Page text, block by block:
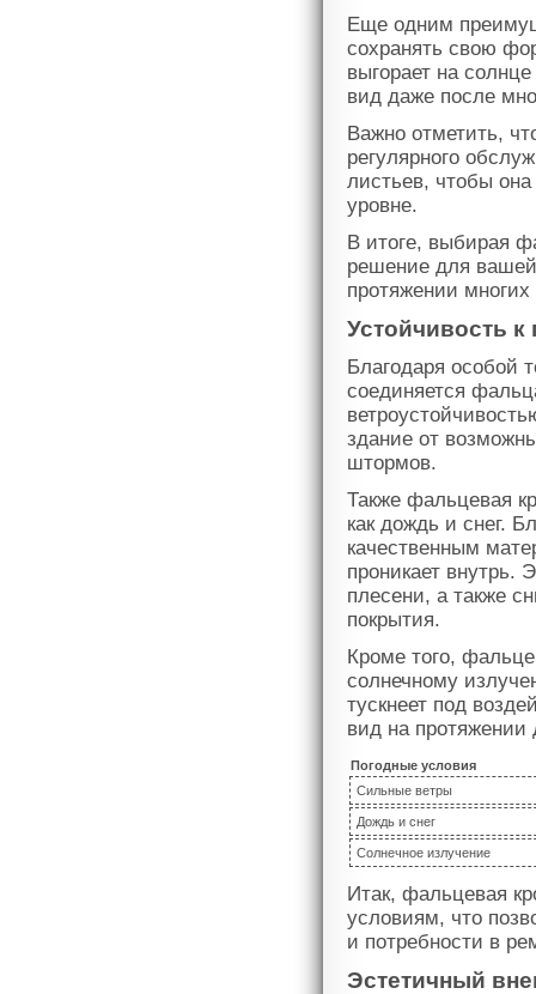
Еще одним
сохранять свою
выгорает на
вид даже после
Важно отметить,
регулярного
листьев, чтобы
уровне.
В итоге, выбирая
решение для
протяжении многих
Устойчивость
Благодаря особой
соединяется
здание от
штормов.
Также фальцевая
как дождь и снег.
качественным
проникает внутрь.
плесени, а также
покрытия.
Кроме того,
солнечному
тускнеет под
вид на протяжении
Погодные условия
Сильные ветры
Дождь и снег
Солнечное излучение
Итак, фальцевая
условиям, что
и потребности в
Эстетичный